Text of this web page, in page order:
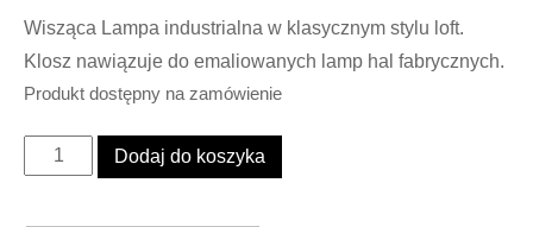
Wisząca Lampa industrialna w klasycznym stylu loft.
Klosz nawiązuje do emaliowanych lamp hal fabrycznych.
Produkt dostępny na zamówienie
ilość
Dodaj do koszyka